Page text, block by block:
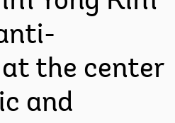
the center
and